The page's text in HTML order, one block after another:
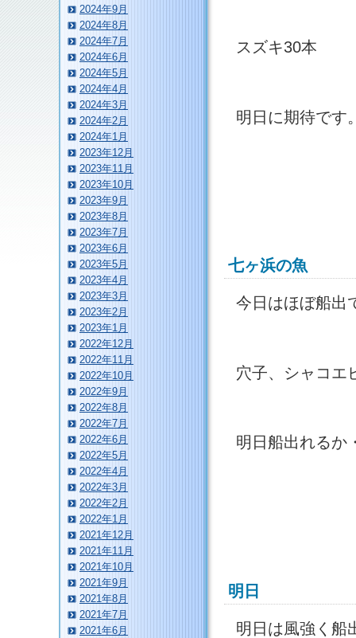
スズキ30本
明日に期待です
七ヶ浜の魚
今日はほぼ船出
穴子、シャコエ
明日船出れるか
明日
明日は風強く船
2024年9月
2024年8月
2024年7月
2024年6月
2024年5月
2024年4月
2024年3月
2024年2月
2024年1月
2023年12月
2023年11月
2023年10月
2023年9月
2023年8月
2023年7月
2023年6月
2023年5月
2023年4月
2023年3月
2023年2月
2023年1月
2022年12月
2022年11月
2022年10月
2022年9月
2022年8月
2022年7月
2022年6月
2022年5月
2022年4月
2022年3月
2022年2月
2022年1月
2021年12月
2021年11月
2021年10月
2021年9月
2021年8月
2021年7月
2021年6月